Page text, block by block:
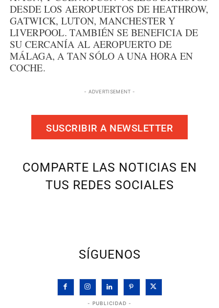
DESDE LOS AEROPUERTOS DE HEATHROW,
GATWICK, LUTON, MANCHESTER Y
LIVERPOOL. TAMBIÉN SE BENEFICIA DE
SU CERCANÍA AL AEROPUERTO DE
MÁLAGA, A TAN SÓLO A UNA HORA EN
COCHE.
- ADVERTISEMENT -
SUSCRIBIR A NEWSLETTER
COMPARTE LAS NOTICIAS EN
TUS REDES SOCIALES
SÍGUENOS
- PUBLICIDAD -